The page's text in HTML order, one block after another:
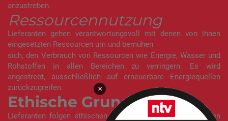
anzustreben.
Ressourcennutzung
Lieferanten gehen verantwortungsvoll mit denen von ihnen
eingesetzten Ressourcen um und bemühen
sich, den Verbrauch von Ressourcen wie Energie, Wasser und
Rohstoffen in allen Bereichen zu verringern. Es wird
angestrebt, ausschließlich auf erneuerbare Energiequellen
zurückzugreifen.
Ethische Grundsätze
Lieferanten folgen ethischen Standards und handeln in allen
×